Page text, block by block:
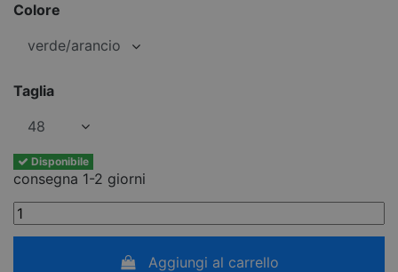
Colore
Taglia
Disponibile
consegna 1-2 giorni
Aggiungi al carrello